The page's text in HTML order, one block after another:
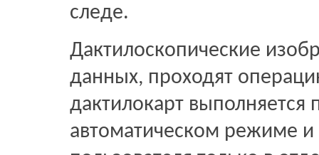
следе.
Дактилоскопические
данных, проходят
дактилокарт
автоматическом режиме и